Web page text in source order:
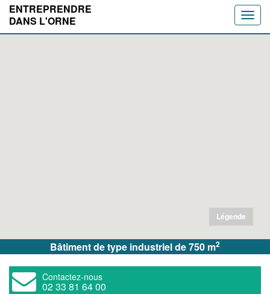
Toggle
ENTREPRENDRE
DANS L'ORNE
Légende
Bâtiment de type industriel de 750 m2
Contactez-nous
02 33 81 64 00